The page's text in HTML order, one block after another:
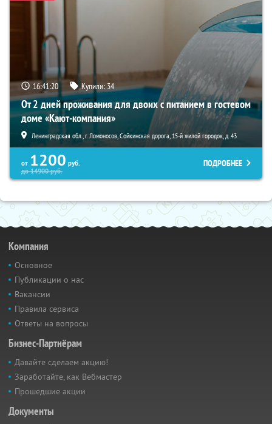
16:41:19 Купили:34
От 2 дней проживания для двоих с питанием в гостевом
доме «Кают-компания»
Ленинградская обл., г. Ломоносов, Сойкинская дорога, 15-й жилой городок, д. 43
от 1200 руб.
до14900руб.
ПОДРОБНЕЕ
Компания
Основное
Публикации о нас
Вакансии
Правила сервиса
Ответы на вопросы
Бизнес-Партнёрам
Давайте сделаем акцию!
Заработайте, как Вебмастер
Прошедшие акции
Документы